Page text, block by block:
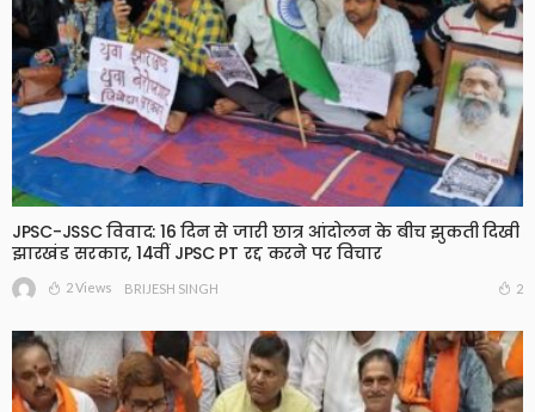
JPSC-JSSC विवाद: 16 दिन से जारी छात्र आंदोलन के बीच झुकती दिखी
झारखंड सरकार, 14वीं JPSC PT रद्द करने पर विचार
2 Views BRIJESH SINGH 2